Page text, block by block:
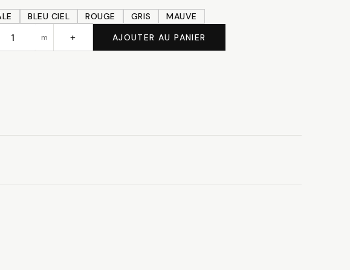
BLEU CIEL ROUGE GRIS MAUVE
m + AJOUTER AU PANIER